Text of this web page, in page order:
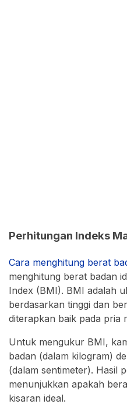
Perhitungan Indeks
Cara menghitung berat
menghitung berat badan
Index (BMI). BMI adalah
berdasarkan tinggi dan
diterapkan baik pada pria
Untuk mengukur BMI,
badan (dalam kilogram)
(dalam sentimeter). Hasil
menunjukkan apakah
kisaran ideal.